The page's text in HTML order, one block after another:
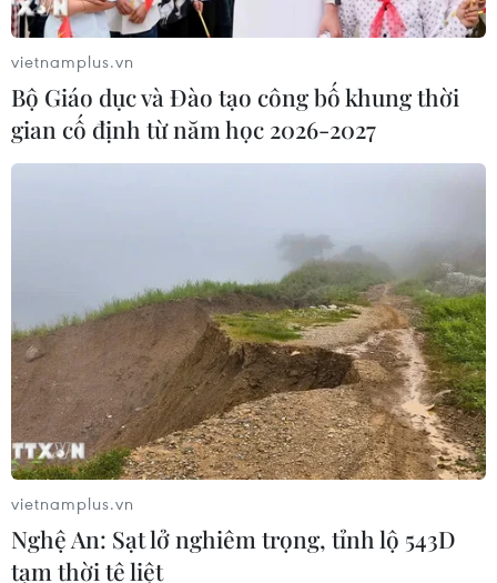
TIN CÙNG CHUYÊN MỤC
Nghệ An: Sạt lở nghiêm trọng, tỉnh lộ
543D tạm thời tê liệt
08/08/2026 07:09
Vụ phế liệu bằng sắt, nhọn rơi trên
cao tốc: Tài xế xe chở mắc nhiều lỗi vi
phạm
vietnamplus.vn
Bộ Giáo dục và Đào tạo công bố khung thời
gian cố định từ năm học 2026-2027
vietnamplus.vn
Nghệ An: Sạt lở nghiêm trọng, tỉnh lộ 543D
tạm thời tê liệt